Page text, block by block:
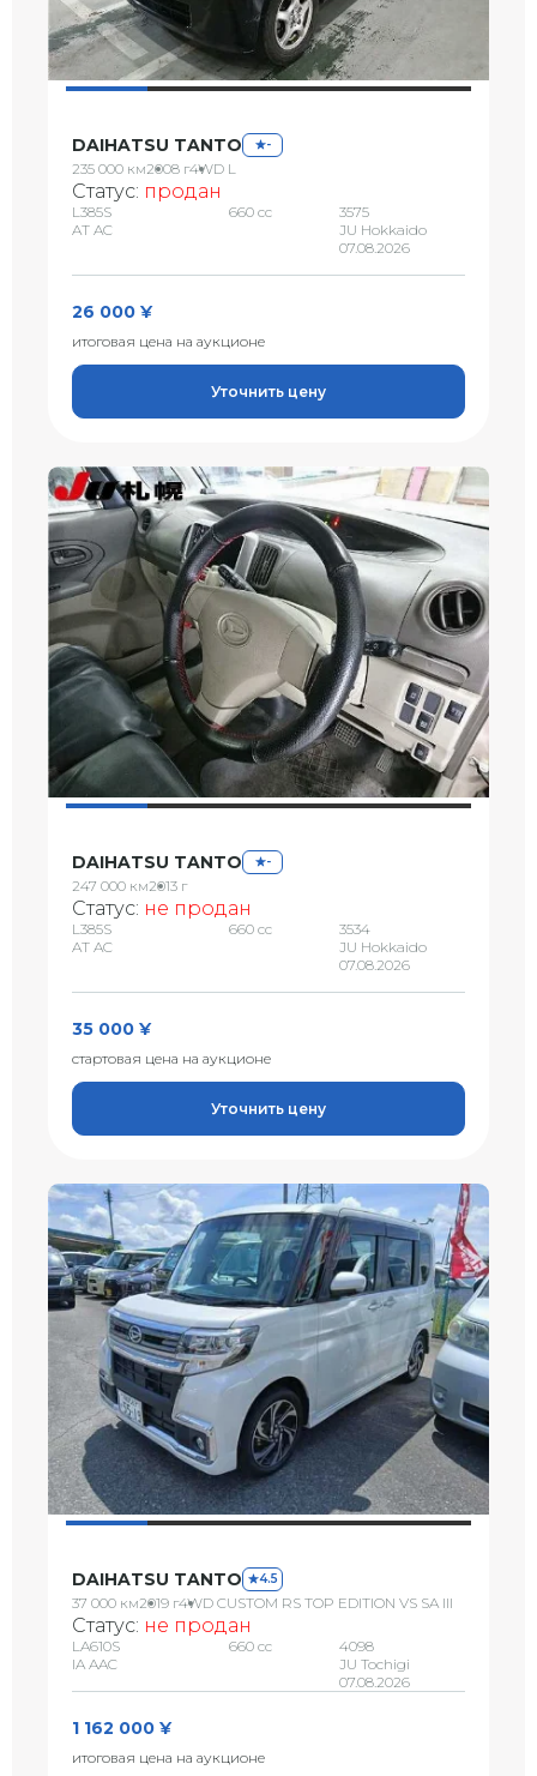
DAIHATSU TANTO -
235 000 км2008 г4WD L
Статус: продан
L385S
AT AC
660 сс
3575
JU Hokkaido
07.08.2026
26 000 ¥
итоговая цена на аукционе
Уточнить цену
DAIHATSU TANTO -
247 000 км2013 г
Статус: не продан
L385S
AT AC
660 сс
3534
JU Hokkaido
07.08.2026
35 000 ¥
стартовая цена на аукционе
Уточнить цену
DAIHATSU TANTO 4.5
37 000 км2019 г4WD CUSTOM RS TOP EDITION VS SA III
Статус: не продан
LA610S
IA AAC
660 сс
4098
JU Tochigi
07.08.2026
1 162 000 ¥
итоговая цена на аукционе